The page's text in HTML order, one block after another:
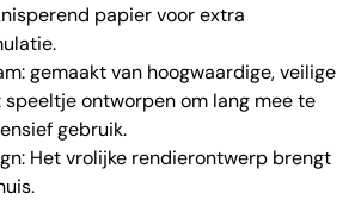
papier voor extra
gemaakt van hoogwaardige, veilige
ontworpen om lang mee te
gebruik.
Het vrolijke rendierontwerp brengt